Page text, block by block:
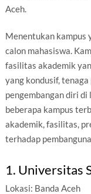
Aceh.
Menentukan kampus
calon mahasiswa.
fasilitas akademik
yang kondusif,
pengembangan diri
beberapa kampus
akademik, fasilitas,
terhadap
1. Universitas
Lokasi: Banda Aceh